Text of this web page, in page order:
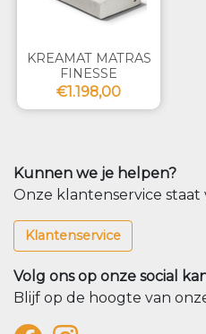
KREAMAT MATRAS
FINESSE
€1.198,00
Kunnen we je helpen?
Onze klantenservice staat
Klantenservice
Volg ons op onze social
Blijf op de hoogte van